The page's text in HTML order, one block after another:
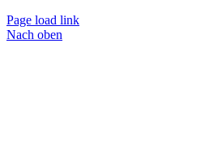
Page load link
Nach oben